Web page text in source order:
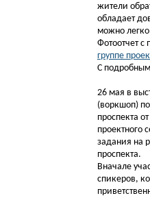
жители
обладает
можно
Фотоотчет
группе
С
26 мая в
(воркшоп)
проспекта
проектного
задания на
проспекта.
Вначале
спикеров,